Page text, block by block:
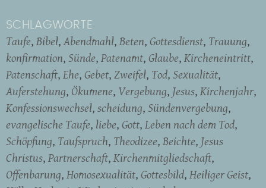
SCHLAGWORTE
Taufe Bibel Abendmahl Beten Gottesdienst Trauung
konfirmation Sünde Patenamt Glaube Kircheneintritt
Patenschaft Ehe Gebet Zweifel Tod Sexualität
Auferstehung Ökumene Vergebung Jesus Kirchenjahr
Konfessionswechsel scheidung Sündenvergebung
evangelische Taufe liebe Gott Leben nach dem Tod
Schöpfung Taufspruch Theodizee Beichte Jesus
Christus Partnerschaft Kirchenmitgliedschaft
Offenbarung Homosexualität Gottesbild Heiliger Geist